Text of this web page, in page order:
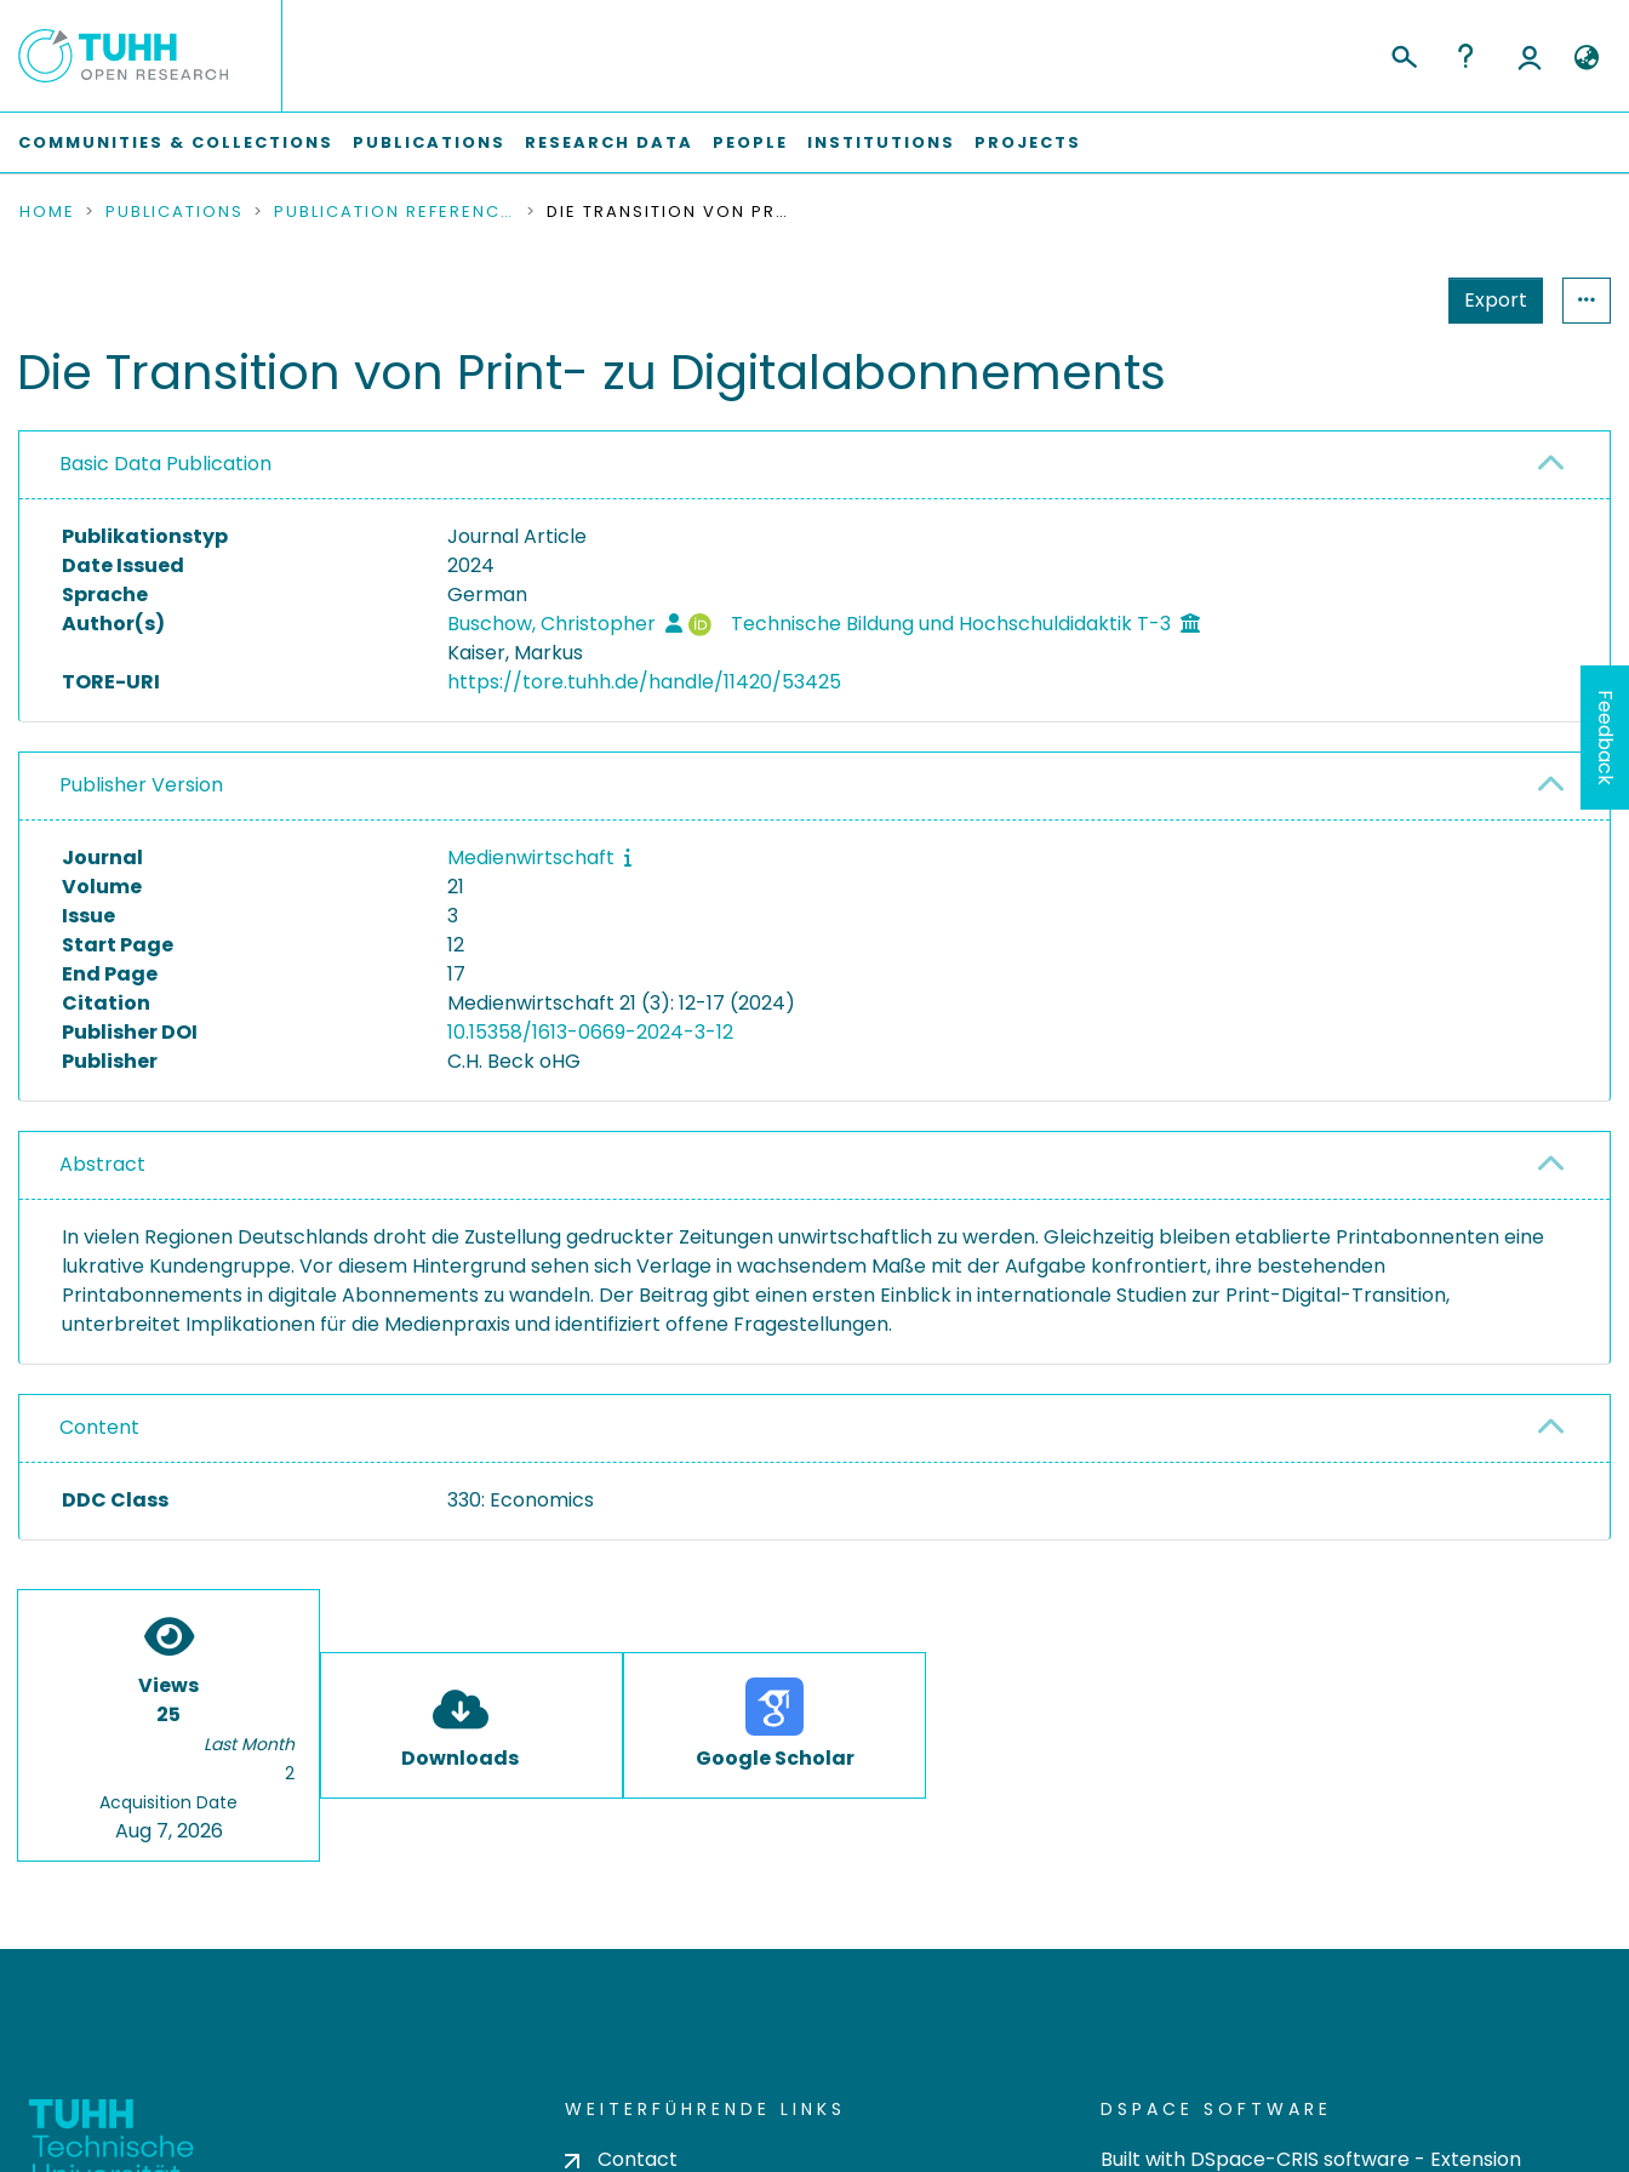
COMMUNITIES & COLLECTIONS PUBLICATIONS RESEARCH DATA PEOPLE INSTITUTIONS PROJECTS
HOME PUBLICATIONS PUBLICATION REFERENCES DIE TRANSITION VON PRINT- ZU DIGITALABONNEMENTS
Export
Die Transition von Print- zu Digitalabonnements
Basic Data Publication
Publikationstyp
Journal Article
Date Issued
2024
Sprache
German
Author(s)
Buschow, Christopher
Technische Bildung und Hochschuldidaktik T-3
Kaiser, Markus
TORE-URI
https://tore.tuhh.de/handle/11420/53425
Publisher Version
Journal
Medienwirtschaft
Volume
21
Issue
3
Start Page
12
End Page
17
Citation
Medienwirtschaft 21 (3): 12-17 (2024)
Publisher DOI
10.15358/1613-0669-2024-3-12
Publisher
C.H. Beck oHG
Abstract
In vielen Regionen Deutschlands droht die Zustellung gedruckter Zeitungen unwirtschaftlich zu werden. Gleichzeitig bleiben etablierte Printabonnenten eine
lukrative Kundengruppe. Vor diesem Hintergrund sehen sich Verlage in wachsendem Maße mit der Aufgabe konfrontiert, ihre bestehenden
Printabonnements in digitale Abonnements zu wandeln. Der Beitrag gibt einen ersten Einblick in internationale Studien zur Print-Digital-Transition,
unterbreitet Implikationen für die Medienpraxis und identifiziert offene Fragestellungen.
Content
DDC Class 330: Economics
Views
25
Last Month
2
Acquisition Date
Aug 7, 2026
Downloads Google Scholar
WEITERFÜHRENDE LINKS
Contact
DSPACE SOFTWARE
Built with DSpace-CRIS software - Extension
Feedback